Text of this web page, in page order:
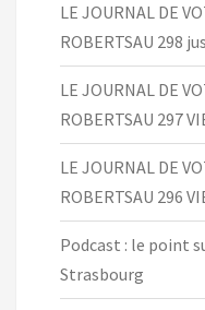
LE JOURNAL DE
ROBERTSAU 298
LE JOURNAL DE
ROBERTSAU 297
LE JOURNAL DE
ROBERTSAU 296
Podcast : le point
Strasbourg